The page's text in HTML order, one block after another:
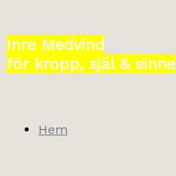
till
innehåll
Inre Medvind
för kropp, själ & sinne
Hem